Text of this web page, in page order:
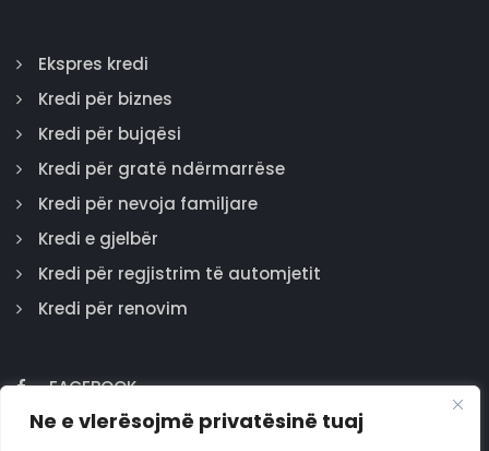
Ne e vlerësojmë privatësinë tuaj
Ekspres kredi
Kredi për biznes
Kredi për bujqësi
Kredi për gratë ndërmarrëse
Kredi për nevoja familjare
Kredi e gjelbër
Kredi për regjistrim të automjetit
Kredi për renovim
FACEBOOK
GOOGLE